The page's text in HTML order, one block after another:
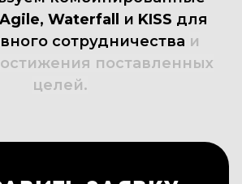
Agile, Waterfall и KISS для
сотрудничества и
поставленных
целей.